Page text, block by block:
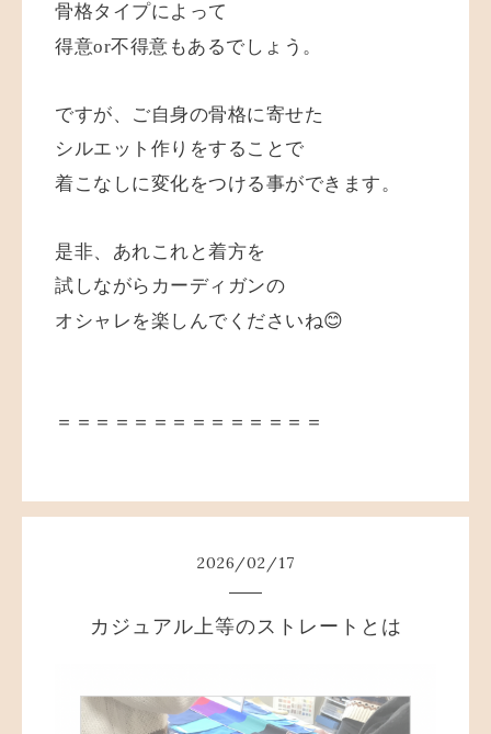
骨格タイプによって
得意or不得意もあるでしょう。
ですが、ご自身の骨格に寄せた
シルエット作りをすることで
着こなしに変化をつける事ができます。
是非、あれこれと着方を
試しながらカーディガンの
オシャレを楽しんでくださいね😊
＝＝＝＝＝＝＝＝＝＝＝＝＝＝
2026/02/17
カジュアル上等のストレートとは